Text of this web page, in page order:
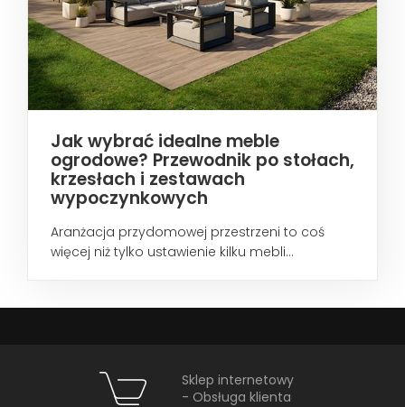
Jak wybrać idealne meble
ogrodowe? Przewodnik po stołach,
krzesłach i zestawach
wypoczynkowych
Aranżacja przydomowej przestrzeni to coś
więcej niż tylko ustawienie kilku mebli...
Sklep internetowy
- Obsługa klienta